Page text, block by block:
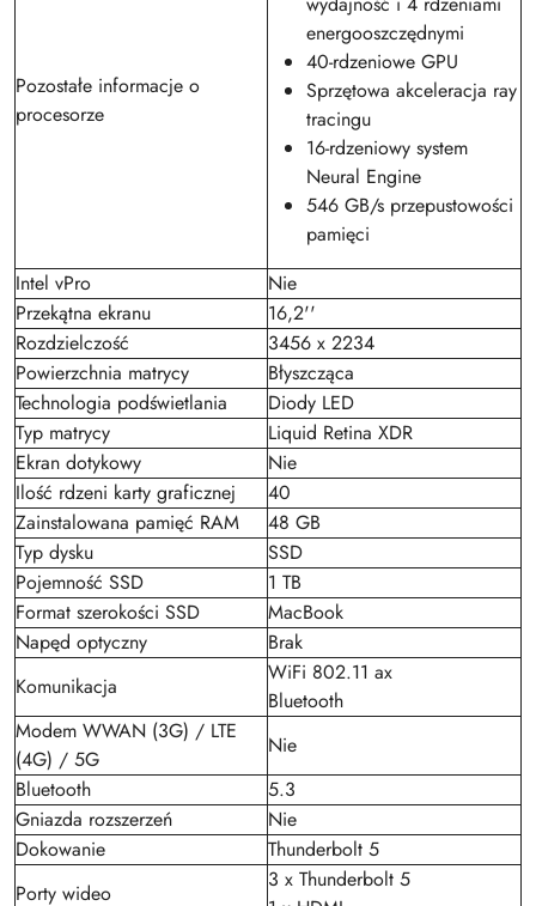
Pozostałe informacje o
procesorze
energoosz­czędnymi
40-rdzeniowe GPU
Sprzętowa akceleracja ray
tracingu
16-rdzeniowy system
Neural Engine
546 GB/s przepustowości
pamięci
Intel vPro
Nie
Przekątna ekranu
16,2''
Rozdzielczość
3456 x 2234
Powierzchnia matrycy
Błyszcząca
Technologia podświetlania
Diody LED
Typ matrycy
Liquid Retina XDR
Ekran dotykowy
Nie
Ilość rdzeni karty graficznej
40
Zainstalowana pamięć RAM
48 GB
Typ dysku
SSD
Pojemność SSD
1 TB
Format szerokości SSD
MacBook
Napęd optyczny
Brak
Komunikacja
WiFi 802.11 ax
Bluetooth
Modem WWAN (3G) / LTE
(4G) / 5G
Nie
Bluetooth
5.3
Gniazda rozszerzeń
Nie
Dokowanie
Thunderbolt 5
Porty wideo
3 x Thunderbolt 5